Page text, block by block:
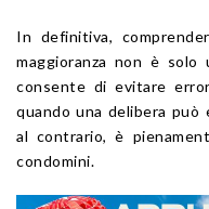
In definitiva,
maggioranza non è
consente di evitare
quando una delibera può
al contrario, è
condomini.